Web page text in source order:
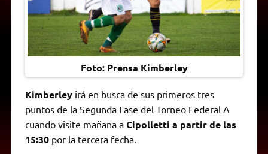
Foto: Prensa Kimberley
Kimberleyirá en busca de sus primeros tres
puntos de la Segunda Fase del Torneo Federal A
cuando visite mañana a Cipolletti a partir de las
15:30por la tercera fecha.